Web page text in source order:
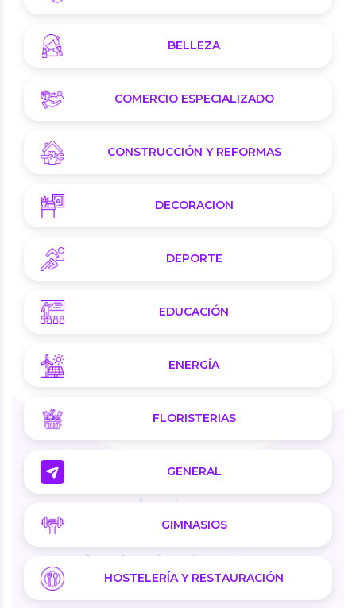
BELLEZA
COMERCIO ESPECIALIZADO
CONSTRUCCIÓN Y REFORMAS
DECORACION
DEPORTE
EDUCACIÓN
ENERGÍA
FLORISTERIAS
GENERAL
GIMNASIOS
HOSTELERÍA Y RESTAURACIÓN